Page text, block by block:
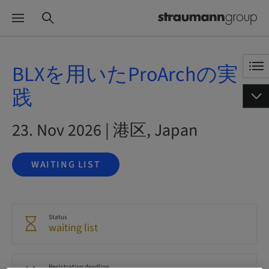
BLXを用いたProArchの実
践
23. Nov 2026 | 港区, Japan
WAITING LIST
Status
waiting list
Registration deadline